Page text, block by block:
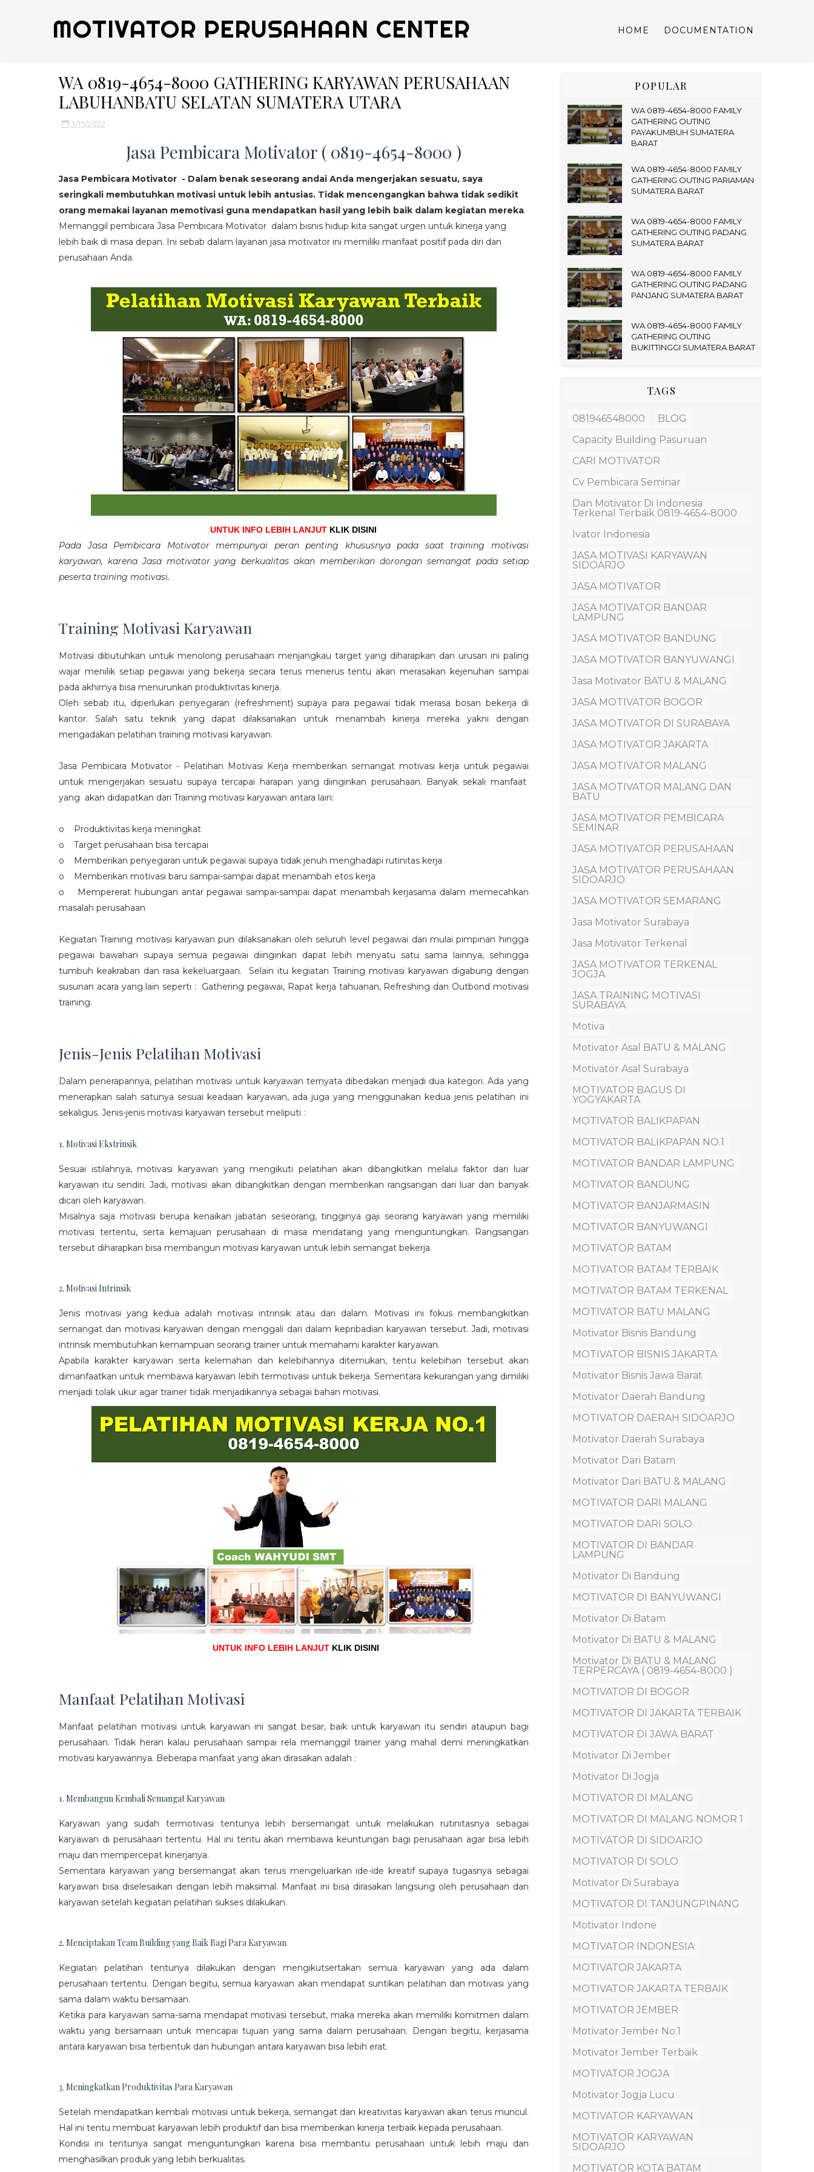
MOTIVATOR PERUSAHAAN CENTER HOME DOCUMENTATION
WA 0819-4654-8000 GATHERING KARYAWAN PERUSAHAAN
LABUHANBATU SELATAN SUMATERA UTARA
3/15/2022
Jasa Pembicara Motivator ( 0819-4654-8000 )
Jasa Pembicara Motivator - Dalam benak seseorang andai Anda mengerjakan sesuatu, saya
seringkali membutuhkan motivasi untuk lebih antusias. Tidak mencengangkan bahwa tidak sedikit
orang memakai layanan memotivasi guna mendapatkan hasil yang lebih baik dalam kegiatan mereka.
Memanggil pembicara Jasa Pembicara Motivator dalam bisnis hidup kita sangat urgen untuk kinerja yang
lebih baik di masa depan. Ini sebab dalam layanan jasa motivator ini memiliki manfaat positif pada diri dan
perusahaan Anda.
UNTUK INFO LEBIH LANJUT KLIK DISINI
Pada Jasa Pembicara Motivator mempunyai peran penting khususnya pada saat training motivasi
karyawan, karena Jasa motivator yang berkualitas akan memberikan dorongan semangat pada setiap
peserta training motivasi.
Training Motivasi Karyawan
Motivasi dibutuhkan untuk menolong perusahaan menjangkau target yang diharapkan dan urusan ini paling
wajar menilik setiap pegawai yang bekerja secara terus menerus tentu akan merasakan kejenuhan sampai
pada akhirnya bisa menurunkan produktivitas kinerja.
Oleh sebab itu, diperlukan penyegaran (refreshment) supaya para pegawai tidak merasa bosan bekerja di
kantor. Salah satu teknik yang dapat dilaksanakan untuk menambah kinerja mereka yakni dengan
mengadakan pelatihan training motivasi karyawan.
Jasa Pembicara Motivator - Pelatihan Motivasi Kerja memberikan semangat motivasi kerja untuk pegawai
untuk mengerjakan sesuatu supaya tercapai harapan yang diinginkan perusahaan. Banyak sekali manfaat
yang akan didapatkan dari Training motivasi karyawan antara lain:
o Produktivitas kerja meningkat
o Target perusahaan bisa tercapai
o Memberikan penyegaran untuk pegawai supaya tidak jenuh menghadapi rutinitas kerja
o Memberikan motivasi baru sampai-sampai dapat menambah etos kerja
o Mempererat hubungan antar pegawai sampai-sampai dapat menambah kerjasama dalam memecahkan
masalah perusahaan
Kegiatan Training motivasi karyawan pun dilaksanakan oleh seluruh level pegawai dari mulai pimpinan hingga
pegawai bawahan supaya semua pegawai diinginkan dapat lebih menyatu satu sama lainnya, sehingga
tumbuh keakraban dan rasa kekeluargaan. Selain itu kegiatan Training motivasi karyawan digabung dengan
susunan acara yang lain seperti : Gathering pegawai, Rapat kerja tahuanan, Refreshing dan Outbond motivasi
training.
Jenis-Jenis Pelatihan Motivasi
Dalam penerapannya, pelatihan motivasi untuk karyawan ternyata dibedakan menjadi dua kategori. Ada yang
menerapkan salah satunya sesuai keadaan karyawan, ada juga yang menggunakan kedua jenis pelatihan ini
sekaligus. Jenis-jenis motivasi karyawan tersebut meliputi :
1. Motivasi Ekstrinsik
Sesuai istilahnya, motivasi karyawan yang mengikuti pelatihan akan dibangkitkan melalui faktor dari luar
karyawan itu sendiri. Jadi, motivasi akan dibangkitkan dengan memberikan rangsangan dari luar dan banyak
dicari oleh karyawan.
Misalnya saja motivasi berupa kenaikan jabatan seseorang, tingginya gaji seorang karyawan yang memiliki
motivasi tertentu, serta kemajuan perusahaan di masa mendatang yang menguntungkan. Rangsangan
tersebut diharapkan bisa membangun motivasi karyawan untuk lebih semangat bekerja.
2. Motivasi Intrinsik
Jenis motivasi yang kedua adalah motivasi intrinsik atau dari dalam. Motivasi ini fokus membangkitkan
semangat dan motivasi karyawan dengan menggali dari dalam kepribadian karyawan tersebut. Jadi, motivasi
intrinsik membutuhkan kemampuan seorang trainer untuk memahami karakter karyawan.
Apabila karakter karyawan serta kelemahan dan kelebihannya ditemukan, tentu kelebihan tersebut akan
dimanfaatkan untuk membawa karyawan lebih termotivasi untuk bekerja. Sementara kekurangan yang dimiliki
menjadi tolak ukur agar trainer tidak menjadikannya sebagai bahan motivasi.
UNTUK INFO LEBIH LANJUT KLIK DISINI
Manfaat Pelatihan Motivasi
Manfaat pelatihan motivasi untuk karyawan ini sangat besar, baik untuk karyawan itu sendiri ataupun bagi
perusahaan. Tidak heran kalau perusahaan sampai rela memanggil trainer yang mahal demi meningkatkan
motivasi karyawannya. Beberapa manfaat yang akan dirasakan adalah :
1. Membangun Kembali Semangat Karyawan
Karyawan yang sudah termotivasi tentunya lebih bersemangat untuk melakukan rutinitasnya sebagai
karyawan di perusahaan tertentu. Hal ini tentu akan membawa keuntungan bagi perusahaan agar bisa lebih
maju dan mempercepat kinerjanya.
Sementara karyawan yang bersemangat akan terus mengeluarkan ide-ide kreatif supaya tugasnya sebagai
karyawan bisa diselesaikan dengan lebih maksimal. Manfaat ini bisa dirasakan langsung oleh perusahaan dan
karyawan setelah kegiatan pelatihan sukses dilakukan.
2. Menciptakan Team Building yang Baik Bagi Para Karyawan
Kegiatan pelatihan tentunya dilakukan dengan mengikutsertakan semua karyawan yang ada dalam
perusahaan tertentu. Dengan begitu, semua karyawan akan mendapat suntikan pelatihan dan motivasi yang
sama dalam waktu bersamaan.
Ketika para karyawan sama-sama mendapat motivasi tersebut, maka mereka akan memiliki komitmen dalam
waktu yang bersamaan untuk mencapai tujuan yang sama dalam perusahaan. Dengan begitu, kerjasama
antara karyawan bisa terbentuk dan hubungan antara karyawan bisa lebih erat.
3. Meningkatkan Produktivitas Para Karyawan
Setelah mendapatkan kembali motivasi untuk bekerja, semangat dan kreativitas karyawan akan terus muncul.
Hal ini tentu membuat karyawan lebih produktif dan bisa memberikan kinerja terbaik kepada perusahaan.
Kondisi ini tentunya sangat menguntungkan karena bisa membantu perusahaan untuk lebih maju dan
menghasilkan produk yang lebih berkualitas.
POPULAR
WA 0819-4654-8000 FAMILY
GATHERING OUTING
PAYAKUMBUH SUMATERA
BARAT
WA 0819-4654-8000 FAMILY
GATHERING OUTING PARIAMAN
SUMATERA BARAT
WA 0819-4654-8000 FAMILY
GATHERING OUTING PADANG
SUMATERA BARAT
WA 0819-4654-8000 FAMILY
GATHERING OUTING PADANG
PANJANG SUMATERA BARAT
WA 0819-4654-8000 FAMILY
GATHERING OUTING
BUKITTINGGI SUMATERA BARAT
TAGS
081946548000
BLOG
Capacity Building Pasuruan
CARI MOTIVATOR
Cv Pembicara Seminar
Dan Motivator Di Indonesia
Terkenal Terbaik 0819-4654-8000
Ivator Indonesia
JASA MOTIVASI KARYAWAN
SIDOARJO
JASA MOTIVATOR
JASA MOTIVATOR BANDAR
LAMPUNG
JASA MOTIVATOR BANDUNG
JASA MOTIVATOR BANYUWANGI
Jasa Motivator BATU & MALANG
JASA MOTIVATOR BOGOR
JASA MOTIVATOR DI SURABAYA
JASA MOTIVATOR JAKARTA
JASA MOTIVATOR MALANG
JASA MOTIVATOR MALANG DAN
BATU
JASA MOTIVATOR PEMBICARA
SEMINAR
JASA MOTIVATOR PERUSAHAAN
JASA MOTIVATOR PERUSAHAAN
SIDOARJO
JASA MOTIVATOR SEMARANG
Jasa Motivator Surabaya
Jasa Motivator Terkenal
JASA MOTIVATOR TERKENAL
JOGJA
JASA TRAINING MOTIVASI
SURABAYA
Motiva
Motivator Asal BATU & MALANG
Motivator Asal Surabaya
MOTIVATOR BAGUS DI
YOGYAKARTA
MOTIVATOR BALIKPAPAN
MOTIVATOR BALIKPAPAN NO.1
MOTIVATOR BANDAR LAMPUNG
MOTIVATOR BANDUNG
MOTIVATOR BANJARMASIN
MOTIVATOR BANYUWANGI
MOTIVATOR BATAM
MOTIVATOR BATAM TERBAIK
MOTIVATOR BATAM TERKENAL
MOTIVATOR BATU MALANG
Motivator Bisnis Bandung
MOTIVATOR BISNIS JAKARTA
Motivator Bisnis Jawa Barat
Motivator Daerah Bandung
MOTIVATOR DAERAH SIDOARJO
Motivator Daerah Surabaya
Motivator Dari Batam
Motivator Dari BATU & MALANG
MOTIVATOR DARI MALANG
MOTIVATOR DARI SOLO
MOTIVATOR DI BANDAR
LAMPUNG
Motivator Di Bandung
MOTIVATOR DI BANYUWANGI
Motivator Di Batam
Motivator Di BATU & MALANG
Motivator Di BATU & MALANG
TERPERCAYA ( 0819-4654-8000 )
MOTIVATOR DI BOGOR
MOTIVATOR DI JAKARTA TERBAIK
MOTIVATOR DI JAWA BARAT
Motivator Di Jember
Motivator Di Jogja
MOTIVATOR DI MALANG
MOTIVATOR DI MALANG NOMOR 1
MOTIVATOR DI SIDOARJO
MOTIVATOR DI SOLO
Motivator Di Surabaya
MOTIVATOR DI TANJUNGPINANG
Motivator Indone
MOTIVATOR INDONESIA
MOTIVATOR JAKARTA
MOTIVATOR JAKARTA TERBAIK
MOTIVATOR JEMBER
Motivator Jember No.1
Motivator Jember Terbaik
MOTIVATOR JOGJA
Motivator Jogja Lucu
MOTIVATOR KARYAWAN
MOTIVATOR KARYAWAN
SIDOARJO
MOTIVATOR KOTA BATAM